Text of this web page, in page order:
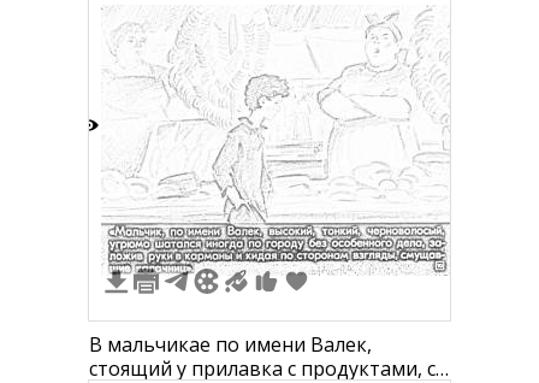
товары на полке, пробка на
прилавке, обои с узором, дверь.
В мальчикае по имени Валек,
стоящий у прилавка с продуктами, с